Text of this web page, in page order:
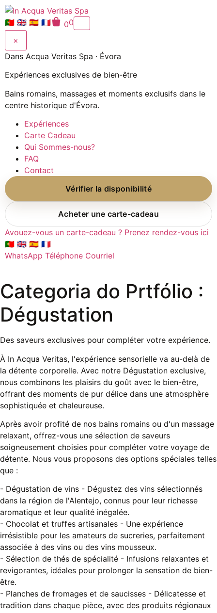
🇵🇹 🇬🇧 🇪🇸 🇫🇷 00
×
Dans Acqua Veritas Spa · Évora
Expériences exclusives de bien-être
Bains romains, massages et moments exclusifs dans le
centre historique d'Évora.
Expériences
Carte Cadeau
Qui Sommes-nous?
FAQ
Contact
Vérifier la disponibilité
Acheter une carte-cadeau
Avouez-vous un carte-cadeau ? Prenez rendez-vous ici
🇵🇹 🇬🇧 🇪🇸 🇫🇷
WhatsApp Téléphone Courriel
Categoria do Prtfólio :
Dégustation
Des saveurs exclusives pour compléter votre expérience.
À In Acqua Veritas, l'expérience sensorielle va au-delà de
la détente corporelle. Avec notre Dégustation exclusive,
nous combinons les plaisirs du goût avec le bien-être,
offrant des moments de pur délice dans une atmosphère
sophistiquée et chaleureuse.
Après avoir profité de nos bains romains ou d'un massage
relaxant, offrez-vous une sélection de saveurs
soigneusement choisies pour compléter votre voyage de
détente. Nous vous proposons des options spéciales telles
que :
- Dégustation de vins - Dégustez des vins sélectionnés
dans la région de l'Alentejo, connus pour leur richesse
aromatique et leur qualité inégalée.
- Chocolat et truffes artisanales - Une expérience
irrésistible pour les amateurs de sucreries, parfaitement
associée à des vins ou des vins mousseux.
- Sélection de thés de spécialité - Infusions relaxantes et
revigorantes, idéales pour prolonger la sensation de bien-
être.
- Planches de fromages et de saucisses - Délicatesse et
tradition dans chaque pièce, avec des produits régionaux